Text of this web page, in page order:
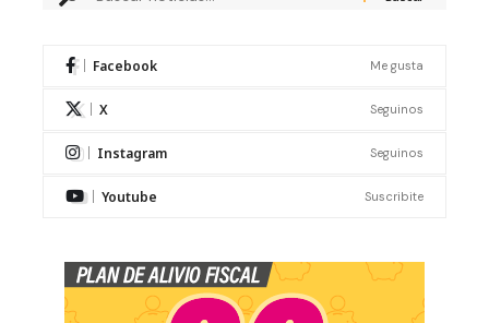
Facebook Me gusta
X Seguinos
Instagram Seguinos
Youtube Suscribite